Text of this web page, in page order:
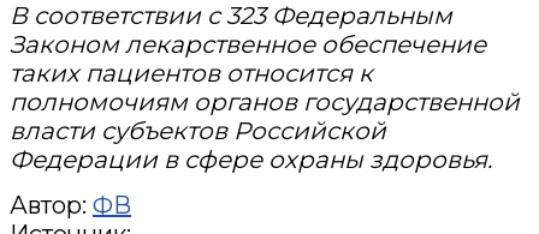
В соответствии с 323 Федеральным
Законом лекарственное обеспечение
таких пациентов относится к
полномочиям органов государственной
власти субъектов Российской
Федерации в сфере охраны здоровья.
Автор: ФВ